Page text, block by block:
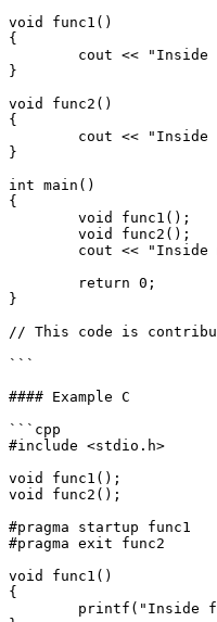
void func1()
{
}
void func2()
{
}
int main()
{
}
// This code is
```
#### Example C
```cpp
#include <stdio.h>
void func1();
void func2();
#pragma startup func1
#pragma exit func2
void func1()
{